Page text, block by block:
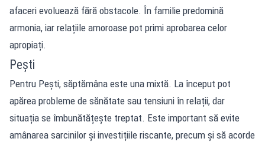
afaceri evoluează fără obstacole. În familie predomină
armonia, iar relațiile amoroase pot primi aprobarea celor
apropiați.
Pești
Pentru Pești, săptămâna este una mixtă. La început pot
apărea probleme de sănătate sau tensiuni în relații, dar
situația se îmbunătățește treptat. Este important să evite
amânarea sarcinilor și investițiile riscante, precum și să acorde